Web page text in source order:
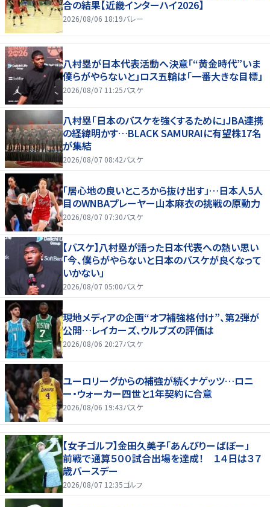
合の結果【近畿インターハイ2026】
2026/08/06 18:19バレー
八村塁が日本代表活動へ決意「“黄金時代”いま
僕らがやらないと」ロス五輪は「一番大きな目標」
2026/08/07 11:25バスケ
八村塁「日本のバスケを強くするために」JBA連携
の経緯明かす…BLACK SAMURAIに有望株17名
が集結
2026/08/07 08:42バスケ
「居心地の良いところから抜け出す」…日本人5人
目のWNBAプレーヤー山本麻衣の挑戦の原動力
2026/08/07 07:30バスケ
【バスケ】八村塁が語った日本代表への熱い思い
「今、僕らがやらないと日本のバスケが良くなって
いかない」
2026/08/07 05:00バスケ
現地メディアの企画“オフ補強格付け”、第2弾が
公開…レイカーズ、ウルブズの評価は
2026/08/06 20:27バスケ
ユーロリーグからの補強が続くナゲッツ…ロニ
ー・ウォーカー四世と1年契約に合意
2026/08/06 19:43バスケ
【女子ゴルフ】金田久美子「あんびりーばぼー」
前戦で通算５００試合出場を達成！ １４日は３７
歳バースデー
2026/08/07 12:35ゴルフ